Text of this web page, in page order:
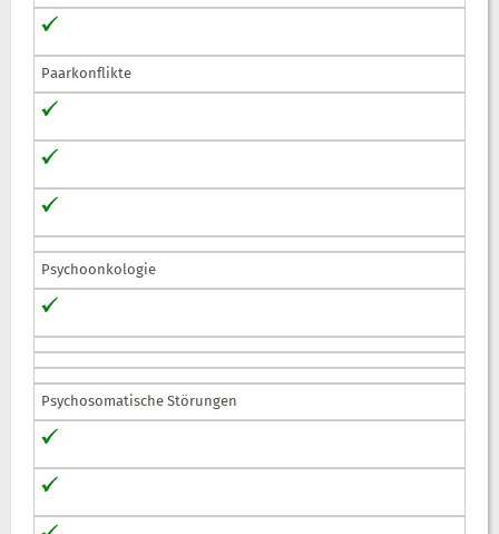
Paarkonflikte
Psychoonkologie
Psychosomatische Störungen